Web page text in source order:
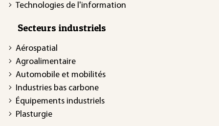
Technologies de l'information
Secteurs industriels
Aérospatial
Agroalimentaire
Automobile et mobilités
Industries bas carbone
Équipements industriels
Plasturgie